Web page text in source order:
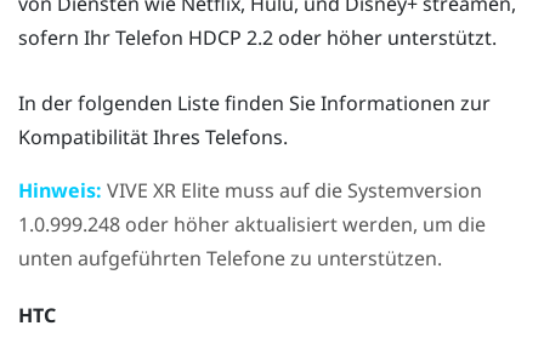
sofern Ihr Telefon HDCP 2.2 oder höher unterstützt.
In der folgenden Liste finden Sie Informationen zur
Kompatibilität Ihres Telefons.
Hinweis: VIVE XR Elite muss auf die Systemversion
1.0.999.248 oder höher aktualisiert werden, um die
unten aufgeführten Telefone zu unterstützen.
HTC